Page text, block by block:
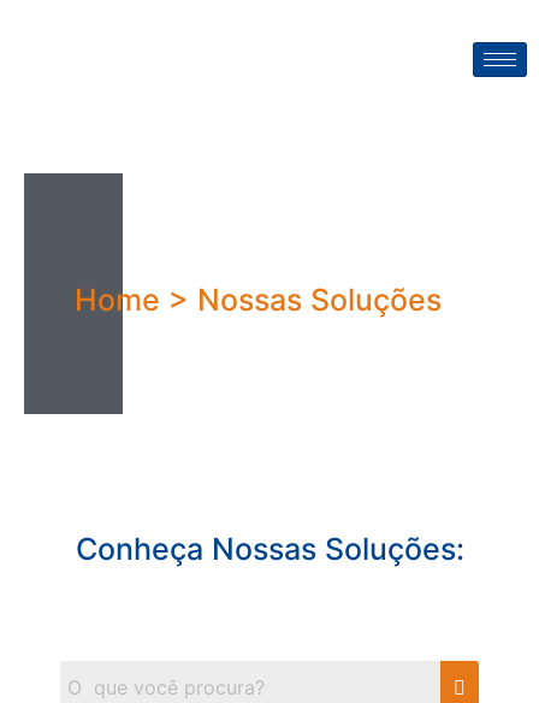
Home > Nossas Soluções
Conheça Nossas Soluções: